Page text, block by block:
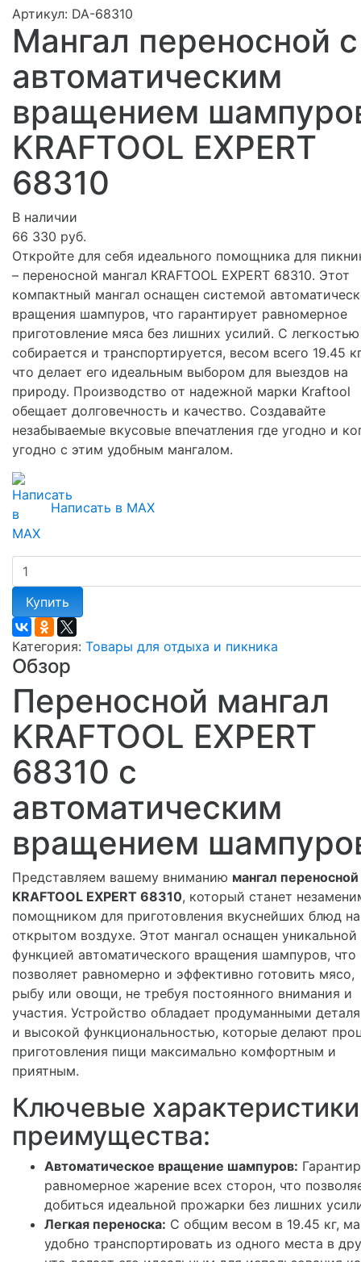
Артикул: DA-68310
Мангал переносной с
автоматическим
вращением
KRAFTOOL EXPERT
68310
В наличии
66 330 руб.
Откройте для себя идеального помощника для
– переносной мангал KRAFTOOL EXPERT 68310. Этот
компактный мангал оснащен системой
вращения шампуров, что гарантирует равномерное
приготовление мяса без лишних усилий. С легкостью
собирается и транспортируется, весом всего 19.45
что делает его идеальным выбором для выездов на
природу. Производство от надежной марки Kraftool
обещает долговечность и качество. Создавайте
незабываемые вкусовые впечатления где угодно и
угодно с этим удобным мангалом.
Написать в MAX
Купить
Категория: Товары для отдыха и пикника
Обзор
Переносной мангал
KRAFTOOL EXPERT
68310 с
автоматическим
вращением
Представляем вашему вниманию мангал переносной
KRAFTOOL EXPERT 68310, который станет
помощником для приготовления вкуснейших блюд на
открытом воздухе. Этот мангал оснащен уникальной
функцией автоматического вращения шампуров, что
позволяет равномерно и эффективно готовить мясо,
рыбу или овощи, не требуя постоянного внимания и
участия. Устройство обладает продуманными
и высокой функциональностью, которые делают
приготовления пищи максимально комфортным и
приятным.
Ключевые
преимущества:
Автоматическое вращение шампуров:
равномерное жарение всех сторон, что
добиться идеальной прожарки без лишних
Легкая переноска: С общим весом в 19.45 кг,
удобно транспортировать из одного места в